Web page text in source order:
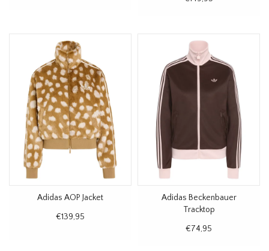
Adidas AOP Jacket
€139,95
Adidas Beckenbauer
Tracktop
€74,95